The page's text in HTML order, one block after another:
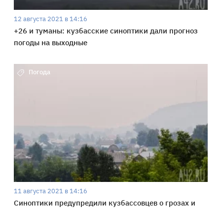
12 августа 2021 в 14:16
+26 и туманы: кузбасские синоптики дали прогноз
погоды на выходные
Погода
11 августа 2021 в 14:16
Синоптики предупредили кузбассовцев о грозах и